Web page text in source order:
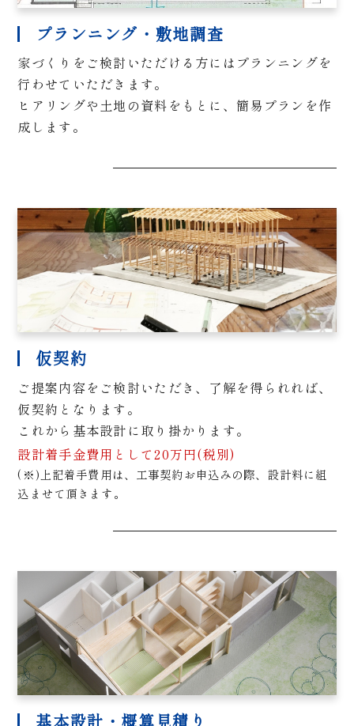
プランニング・敷地調査
家づくりをご検討いただける方にはプランニングを
行わせていただきます。
ヒアリングや土地の資料をもとに、簡易プランを作
成します。
仮契約
ご提案内容をご検討いただき、了解を得られれば、
仮契約となります。
これから基本設計に取り掛かります。
設計着手金費用として20万円(税別)
(※)上記着手費用は、工事契約お申込みの際、設計料に組
込ませて頂きます。
基本設計・概算見積り